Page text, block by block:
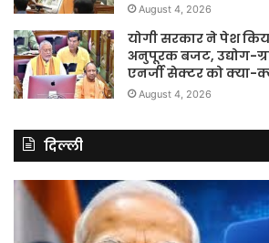
August 4, 2026
योगी सरकार ने पेश
अनुपूरक बजट, उद्योग-
एनर्जी सेक्टर को क्या-
August 4, 2026
दिल्ली